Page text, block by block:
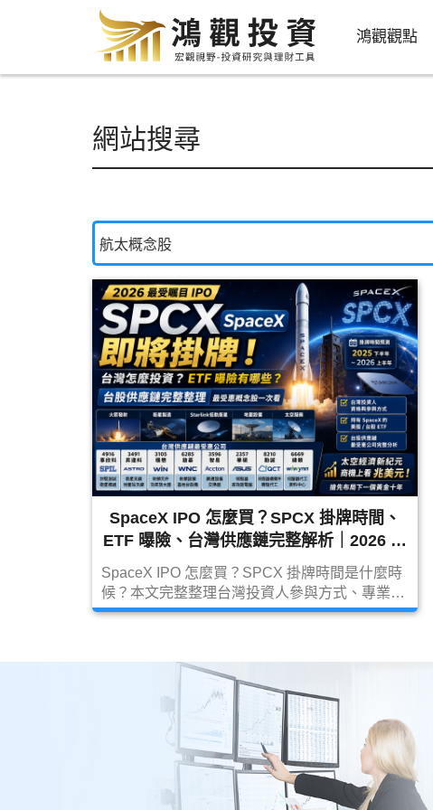
鴻觀觀點
網站搜尋
SpaceX IPO 怎麼買？SPCX 掛牌時間、
ETF 曝險、台灣供應鏈完整解析｜2026 最
新受惠概念股
SpaceX IPO 怎麼買？SPCX 掛牌時間是什麼時
候？本文完整整理台灣投資人參與方式、專業投
資人資格、持有 SpaceX 的美股 ETF、低軌衛星
碁、3596 智易等 SpaceX 概念股完整解析。